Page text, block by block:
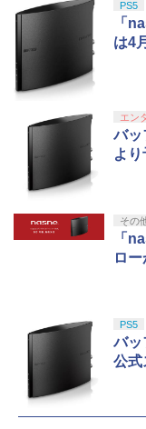
PS5
「
は4
エン
バッ
より
その
「
ロ
PS5
バッ
公式